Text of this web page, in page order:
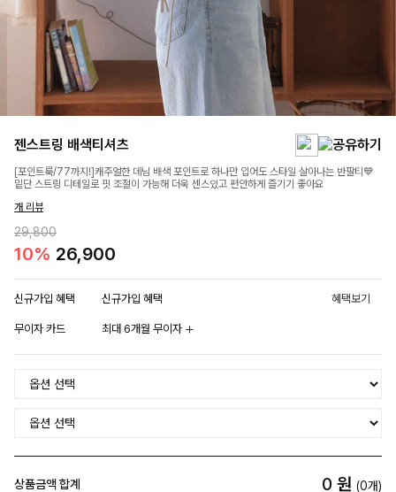
젠스트링 배색티셔츠
[포인트룩/77까지!]캐주얼한 데님 배색 포인트로 하나만 입어도 스타일 살아나는 반팔티💙
밑단 스트링 디테일로 핏 조절이 가능해 더욱 센스있고 편안하게 즐기기 좋아요
개 리뷰
29,800
10% 26,900
신규가입 혜택 신규가입 혜택 혜택보기
무이자 카드 최대 6개월 무이자
상품금액 합계 0 원 (0개)